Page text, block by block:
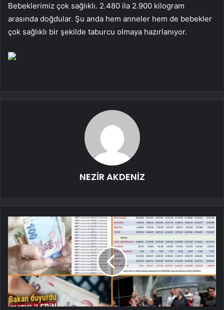
Bebeklerimiz çok sağlıklı. 2.480 ila 2.900 kilogram
arasında doğdular. Şu anda hem anneler hem de bebekler
çok sağlıklı bir şekilde taburcu olmaya hazırlanıyor.
NEZİR AKDENİZ